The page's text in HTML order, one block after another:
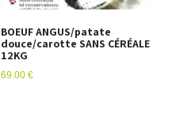
BOEUF ANGUS/patate
douce/carotte SANS CÉRÉALE
12KG
69.00€